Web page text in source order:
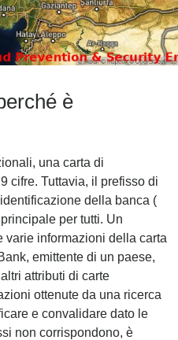
è
una carta di
cifre. Tuttavia, il prefisso di
della banca (
per tutti. Un
varie informazioni della carta
emittente di un paese,
attributi di carte
ottenute da una ricerca
e convalidare dato le
non corrispondono, è